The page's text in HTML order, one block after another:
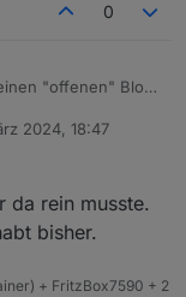
0
"offenen" Block
Timeout als
2024, 18:47
da rein musste.
bisher.
+ FritzBox7590 + 2